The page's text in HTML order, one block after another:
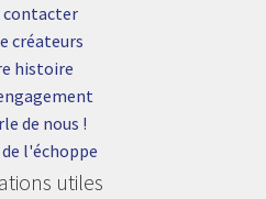
contacter
créateurs
histoire
de nous !
l'échoppe
utiles